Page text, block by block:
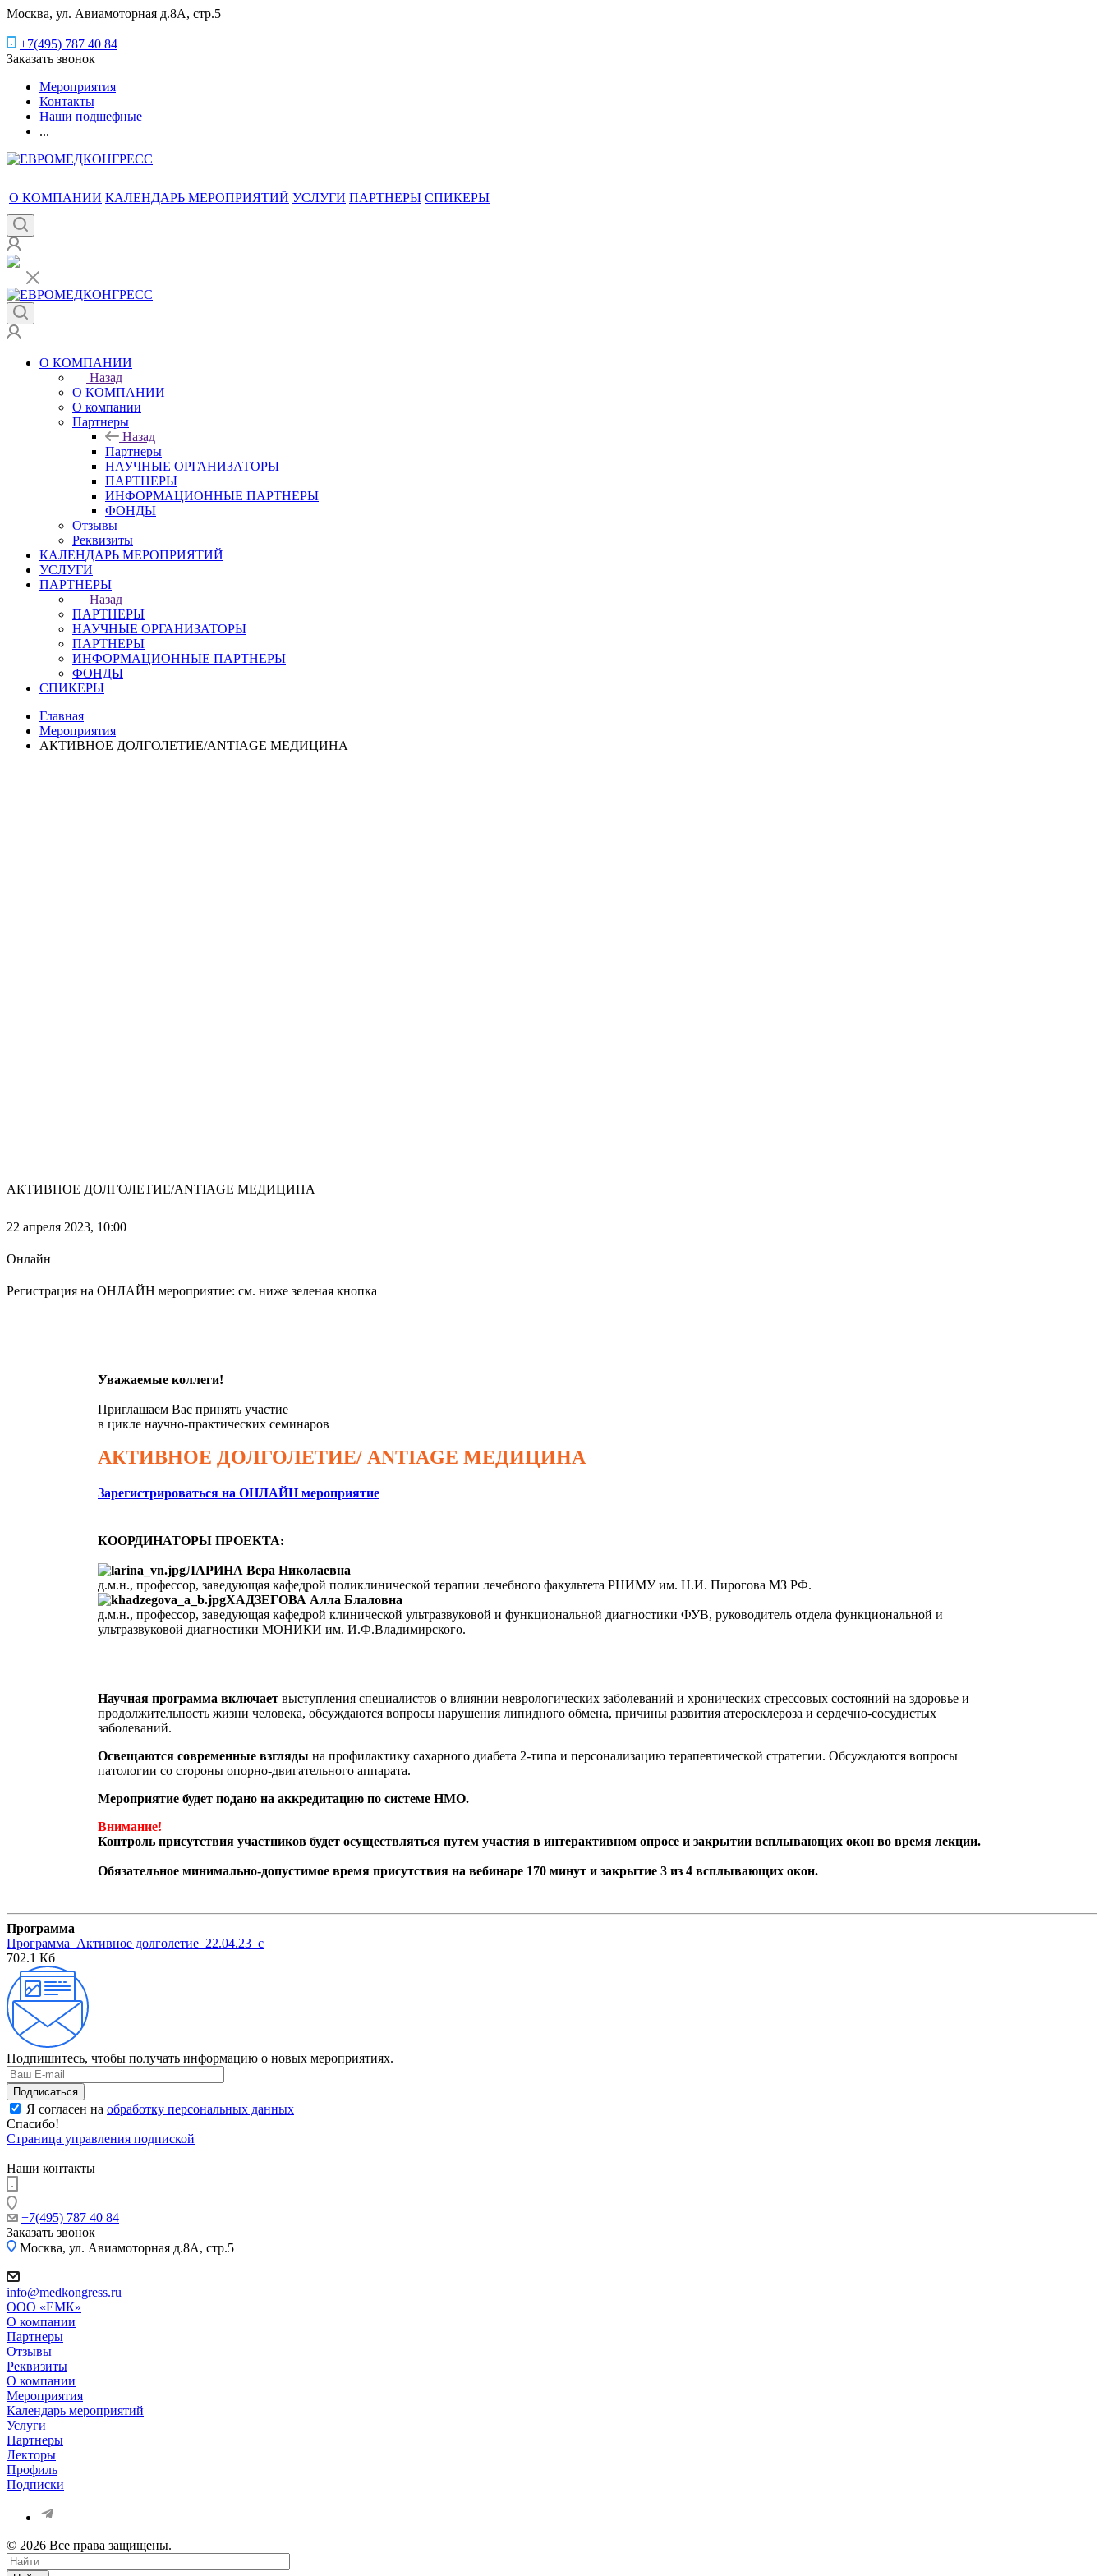
Москва, ул. Авиамоторная д.8А, стр.5
+7(495) 787 40 84
Заказать звонок
Мероприятия
Контакты
Наши подшефные
...
О КОМПАНИИ КАЛЕНДАРЬ МЕРОПРИЯТИЙ УСЛУГИ ПАРТНЕРЫ СПИКЕРЫ
О КОМПАНИИ
Назад
О КОМПАНИИ
О компании
Партнеры
Назад
Партнеры
НАУЧНЫЕ ОРГАНИЗАТОРЫ
ПАРТНЕРЫ
ИНФОРМАЦИОННЫЕ ПАРТНЕРЫ
ФОНДЫ
Отзывы
Реквизиты
КАЛЕНДАРЬ МЕРОПРИЯТИЙ
УСЛУГИ
ПАРТНЕРЫ
Назад
ПАРТНЕРЫ
НАУЧНЫЕ ОРГАНИЗАТОРЫ
ПАРТНЕРЫ
ИНФОРМАЦИОННЫЕ ПАРТНЕРЫ
ФОНДЫ
СПИКЕРЫ
Главная
Мероприятия
АКТИВНОЕ ДОЛГОЛЕТИЕ/ANTIAGE МЕДИЦИНА
АКТИВНОЕ ДОЛГОЛЕТИЕ/ANTIAGE МЕДИЦИНА
22 апреля 2023, 10:00
Онлайн
Регистрация на ОНЛАЙН мероприятие: см. ниже зеленая кнопка
Уважаемые коллеги!
Приглашаем Вас принять участие
в цикле научно-практических семинаров
АКТИВНОЕ ДОЛГОЛЕТИЕ/ ANTIAGE МЕДИЦИНА
Зарегистрироваться на ОНЛАЙН мероприятие
КООРДИНАТОРЫ ПРОЕКТА:
ЛАРИНА Вера Николаевна
д.м.н., профессор, заведующая кафедрой поликлинической терапии лечебного факультета РНИМУ им. Н.И. Пирогова МЗ РФ.
ХАДЗЕГОВА Алла Блаловна
д.м.н., профессор, заведующая кафедрой клинической ультразвуковой и функциональной диагностики ФУВ, руководитель отдела функциональной и
ультразвуковой диагностики МОНИКИ им. И.Ф.Владимирского.
Научная программа включает выступления специалистов о влиянии неврологических заболеваний и хронических стрессовых состояний на здоровье и
продолжительность жизни человека, обсуждаются вопросы нарушения липидного обмена, причины развития атеросклероза и сердечно-сосудистых
заболеваний.
Освещаются современные взгляды на профилактику сахарного диабета 2-типа и персонализацию терапевтической стратегии. Обсуждаются вопросы
патологии со стороны опорно-двигательного аппарата.
Мероприятие будет подано на аккредитацию по системе НМО.
Внимание!
Контроль присутствия участников будет осуществляться путем участия в интерактивном опросе и закрытии всплывающих окон во время лекции.
Обязательное минимально-допустимое время присутствия на вебинаре 170 минут и закрытие 3 из 4 всплывающих окон.
Программа
Программа_Активное долголетие_22.04.23_с
702.1 Кб
Подпишитесь, чтобы получать информацию о новых мероприятиях.
Я согласен на обработку персональных данных
Спасибо!
Страница управления подпиской
Наши контакты
+7(495) 787 40 84
Заказать звонок
Москва, ул. Авиамоторная д.8А, стр.5
info@medkongress.ru
OOO «ЕМК»
О компании
Партнеры
Отзывы
Реквизиты
О компании
Мероприятия
Календарь мероприятий
Услуги
Партнеры
Лекторы
Профиль
Подписки
© 2026 Все права защищены.